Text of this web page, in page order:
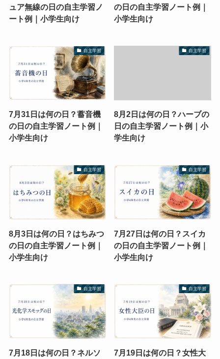
ュア無線の日の自主学習ノ
ート例｜小学生向け
の日の自主学習ノート例｜
小学生向け
自主学習
7月31日は何の日？蓄音機
の日の自主学習ノート例｜
小学生向け
自主学習
8月2日は何の日？ハーブの
日の自主学習ノート例｜小
学生向け
自主学習
8月3日は何の日？はちみつ
の日の自主学習ノート例｜
小学生向け
自主学習
7月27日は何の日？スイカ
の日の自主学習ノート例｜
小学生向け
自主学習
7月18日は何の日？ネルソ
自主学習
7月19日は何の日？女性大